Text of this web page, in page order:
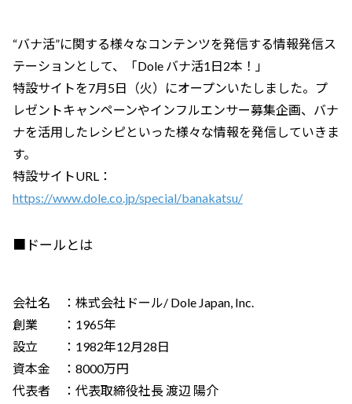
“バナ活”に関する様々なコンテンツを発信する情報発信ス
テーションとして、「Dole バナ活1日2本！」
特設サイトを7月5日（火）にオープンいたしました。プ
レゼントキャンペーンやインフルエンサー募集企画、バナ
ナを活用したレシピといった様々な情報を発信していきま
す。
特設サイトURL：
https://www.dole.co.jp/special/banakatsu/
■ドールとは
会社名 ：株式会社ドール/ Dole Japan, Inc.
創業 ：1965年
設立 ：1982年12月28日
資本金 ：8000万円
代表者 ：代表取締役社長 渡辺 陽介